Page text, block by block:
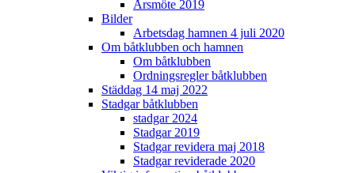
Årsmöte 2019
Bilder
Arbetsdag hamnen 4 juli 2020
Om båtklubben och hamnen
Om båtklubben
Ordningsregler båtklubben
Städdag 14 maj 2022
Stadgar båtklubben
stadgar 2024
Stadgar 2019
Stadgar revidera maj 2018
Stadgar reviderade 2020